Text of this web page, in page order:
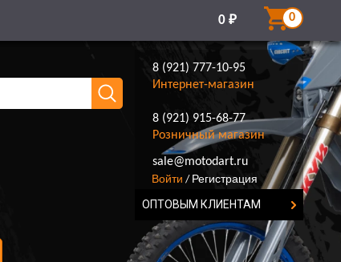
0 ₽ 0
8 (921) 777-10-95
Интернет-магазин
8 (921) 915-68-77
Розничный магазин
8 (921) 777-10-95
sale@motodart.ru
Войти / Регистрация
ОПТОВЫМ КЛИЕНТАМ